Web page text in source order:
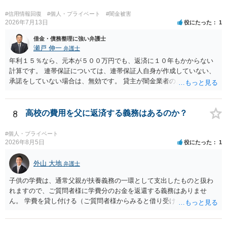
#信用情報回復 #個人・プライベート #闇金被害
2026年7月13日 役にたった 1
借金・債務整理に強い弁護士
瀬戸 伸一 弁護士
年利１５％なら、元本が５００万円でも、返済に１０年もかからない
計算です。 連帯保証については、連帯保証人自身が作成していない、
承諾をしていない場合は、無効です。 貸主が闇金業者のようなことを
ことで、主債務者自身の債務は免れない（支払い義務あり）と思われ
ます。 これまでの借り入れと返済額をまとめて、現在の正確な債務残
整理をされることをおすすめします。
8 高校の費用を父に返済する義務はあるのか？
#個人・プライベート
2026年8月5日 役にたった 1
外山 大地 弁護士
子供の学費は、通常父親が扶養義務の一環として支出したものと扱わ
れますので、ご質問者様に学費分のお金を返還する義務はありませ
ん。 学費を貸し付ける（ご質問者様からみると借り受ける）といった
ょう。